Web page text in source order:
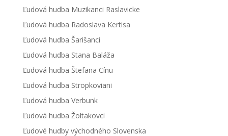
Ľudová hudba Muzikanci Raslavicke
Ľudová hudba Radoslava Kertisa
Ľudová hudba Šarišanci
Ľudová hudba Stana Baláža
Ľudová hudba Štefana Cínu
Ľudová hudba Stropkoviani
Ľudová hudba Verbunk
Ľudová hudba Žoltakovci
Ľudové hudby východného Slovenska